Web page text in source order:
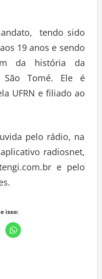
tendo sido
19 anos e sendo
da história da
São Tomé. Ele é
UFRN e filiado ao
pelo rádio, na
radiosnet,
e pelo
isso: